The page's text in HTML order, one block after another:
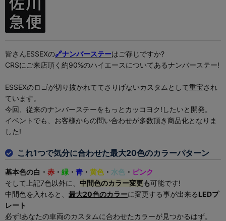
皆さんESSEXの🔗ナンバーステーはご存じですか?
CRSにご来店頂く約90%のハイエースについてあるナンバーステー!
ESSEXのロゴが切り抜かれててさりげないカスタムとして重宝され
ています。
今回、従来のナンバーステーをもっとカッコヨク!したいと開発。
イベントでも、お客様からの問い合わせが多数頂き商品化となりま
した!
これ1つで気分に合わせた最大20色のカラーパターン
基本色の白・ 赤 ・ 緑 ・ 青 ・ 黄色・ 水色 ・ ピンク
そして上記7色以外に、 中間色のカラー変更も可能です!
中間色を入れると、 最大20色のカラーに変更する事が出来るLEDプ
レート
必ず!あなたの車両のカスタムに合わせたカラーが見つかるはず。